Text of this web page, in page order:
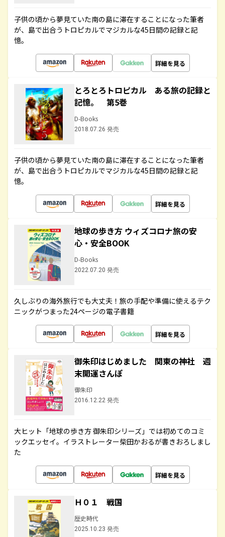
子供の頃から夢見ていた南の島に滞在することになった筆者
が、島で出合うトロピカルでマジカルな45日間の記録と記
憶。
詳細を見る
とろとろトロピカル ある旅の記録と
記憶。 第5巻
D-Books
2018.07.26 発売
子供の頃から夢見ていた南の島に滞在することになった筆者
が、島で出合うトロピカルでマジカルな45日間の記録と記
憶。
詳細を見る
地球の歩き方 ウィズコロナ旅の安
心・安全BOOK
D-Books
2022.07.20 発売
久しぶりの海外旅行でも大丈夫！旅の手配や準備に使えるテク
ニックがつまった24ページの電子書籍
詳細を見る
御朱印はじめました 関東の神社 週
末開運さんぽ
御朱印
2016.12.22 発売
大ヒット「地球の歩き方 御朱印シリーズ」では初めてのコミ
ックエッセイ。イラストレーター柴田かおるが書きおろしまし
た
詳細を見る
Ｈ０１ 戦国
歴史時代
2025.10.23 発売